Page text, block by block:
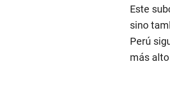
Este
sino
Perú
más